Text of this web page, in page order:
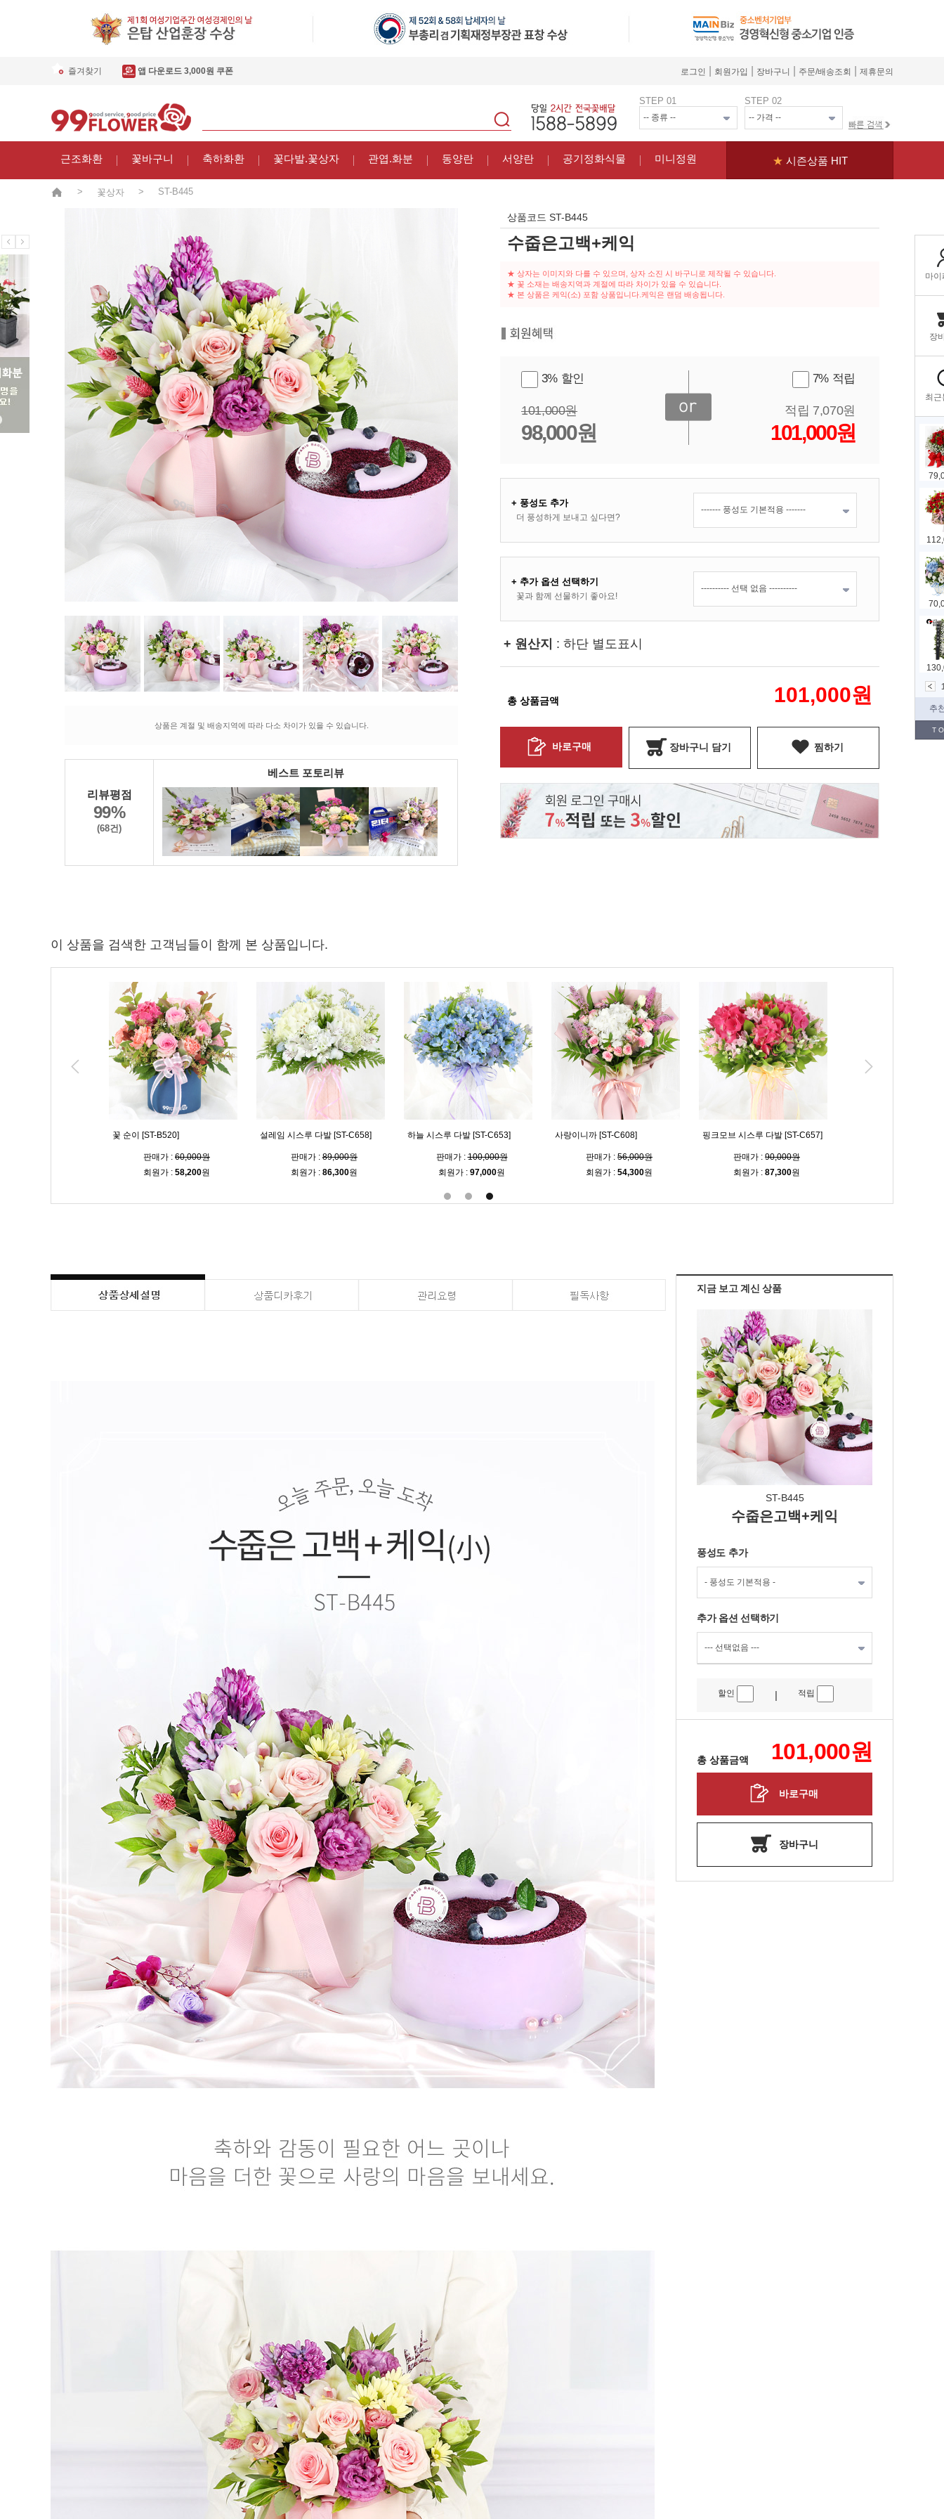
즐겨찾기 앱 다운로드 3,000원 쿠폰 로그인 회원가입 장바구니 주문/배송조회 제휴문의
STEP 01 STEP 02
근조화환 꽃바구니 축하화환 꽃다발.꽃상자 관엽.화분 동양란 서양란 공기정화식물 미니정원 ★ 시즌상품 HIT
> 꽃상자 > ST-B445
상품은 계절 및 배송지역에 따라 다소 차이가 있을 수 있습니다.
리뷰평점
99%
(68건)
베스트 포토리뷰
상품코드 ST-B445
수줍은고백+케익
★ 상자는 이미지와 다를 수 있으며, 상자 소진 시 바구니로 제작될 수 있습니다.
★ 꽃 소재는 배송지역과 계절에 따라 차이가 있을 수 있습니다.
★ 본 상품은 케익(소) 포함 상품입니다.케익은 랜덤 배송됩니다.
3% 할인
101,000원
98,000원
7% 적립
적립 7,070원
101,000원
+ 풍성도 추가
더 풍성하게 보내고 싶다면?
+ 추가 옵션 선택하기
꽃과 함께 선물하기 좋아요!
+ 원산지 : 하단 별도표시
총 상품금액 101,000원
바로구매 장바구니 담기 찜하기
이 상품을 검색한 고객님들이 함께 본 상품입니다.
꽃 순이 [ST-B520]
판매가 : 60,000원
회원가 : 58,200원
설레임 시스루 다발 [ST-C658]
판매가 : 89,000원
회원가 : 86,300원
하늘 시스루 다발 [ST-C653]
판매가 :100,000원
회원가 : 97,000원
사랑이니까 [ST-C608]
판매가 : 56,000원
회원가 : 54,300원
핑크모브 시스루 다발 [ST-C657]
판매가 : 90,000원
회원가 : 87,300원
지금 보고 계신 상품
ST-B445
수줍은고백+케익
풍성도 추가
추가 옵션 선택하기
할인 | 적립
총 상품금액 101,000원
바로구매
장바구니